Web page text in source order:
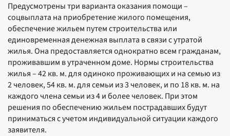
Предусмотрены три варианта оказания помощи –
соцвыплата на приобретение жилого помещения,
обеспечение жильем путем строительства или
единовременная денежная выплата в связи с утратой
жилья. Она предоставляется однократно всем гражданам,
проживавшим в утраченном доме. Нормы строительства
жилья – 42 кв. м. для одиноко проживающих и на семью из
2 человек, 54 кв. м. для семьи из 3 человек, и по 18 кв. м. на
каждого члена семьи из 4 и более человек. При этом
решения по обеспечению жильем пострадавших будут
приниматься с учетом индивидуальной ситуации каждого
заявителя.